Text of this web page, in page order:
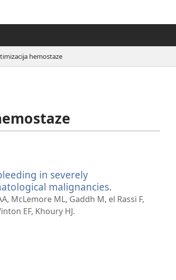
hemostaze
in severely
malignancies.
se
McLemore ML, Gaddh M, el Rassi F,
EF, Khoury HJ.